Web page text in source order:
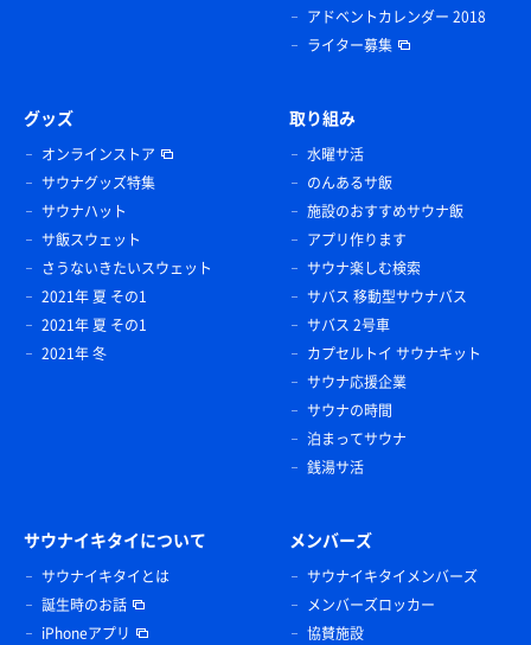
アドベントカレンダー 2018
ライター募集
グッズ
オンラインストア
サウナグッズ特集
サウナハット
サ飯スウェット
さうないきたいスウェット
2021年 夏 その1
2021年 夏 その1
2021年 冬
取り組み
水曜サ活
のんあるサ飯
施設のおすすめサウナ飯
アプリ作ります
サウナ楽しむ検索
サバス 移動型サウナバス
サバス 2号車
カプセルトイ サウナキット
サウナ応援企業
サウナの時間
泊まってサウナ
銭湯サ活
サウナイキタイについて
サウナイキタイとは
誕生時のお話
iPhoneアプリ
メンバーズ
サウナイキタイメンバーズ
メンバーズロッカー
協賛施設